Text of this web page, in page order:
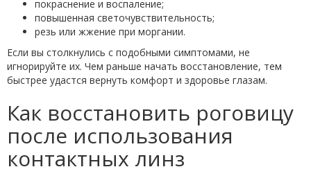
покраснение и воспаление;
повышенная светочувствительность;
резь или жжение при моргании.
Если вы столкнулись с подобными симптомами, не
игнорируйте их. Чем раньше начать восстановление, тем
быстрее удастся вернуть комфорт и здоровье глазам.
Как восстановить роговицу
после использования
контактных линз